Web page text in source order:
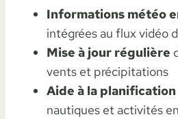
Informations météo
intégrées au flux vidéo
Mise à jour régulière
vents et précipitations
Aide à la planification
nautiques et activités